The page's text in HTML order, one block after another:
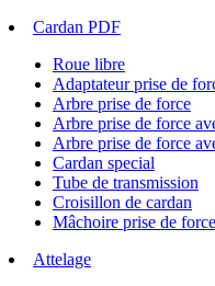
Cardan PDF
Roue libre
Adaptateur prise de
Arbre prise de force
Arbre prise de force
Arbre prise de force
Cardan special
Tube de transmission
Croisillon de cardan
Mâchoire prise de force
Attelage